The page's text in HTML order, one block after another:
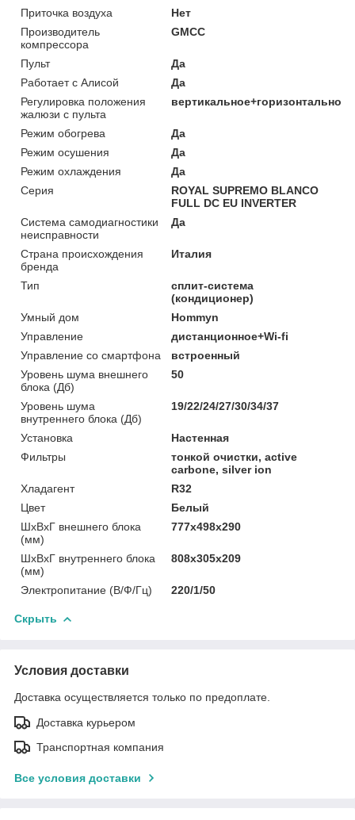
Приточка воздуха
Нет
Производитель
компрессора
GMCC
Пульт
Да
Работает с Алисой
Да
Регулировка положения
жалюзи с пульта
вертикальное+горизонтальное
Режим обогрева
Да
Режим осушения
Да
Режим охлаждения
Да
Серия
ROYAL SUPREMO BLANCO
FULL DC EU INVERTER
Система самодиагностики
неисправности
Да
Страна происхождения
бренда
Италия
Тип
сплит-система
(кондиционер)
Умный дом
Hommyn
Управление
дистанционное+Wi-fi
Управление со смартфона
встроенный
Уровень шума внешнего
блока (Дб)
50
Уровень шума
внутреннего блока (Дб)
19/22/24/27/30/34/37
Установка
Настенная
Фильтры
тонкой очистки, active
carbone, silver ion
Хладагент
R32
Цвет
Белый
ШxВxГ внешнего блока
(мм)
777x498x290
ШxВxГ внутреннего блока
(мм)
808x305x209
Электропитание (В/Ф/Гц) 220/1/50
Скрыть
Условия доставки
Доставка осуществляется только по предоплате.
Доставка курьером
Транспортная компания
Все условия доставки